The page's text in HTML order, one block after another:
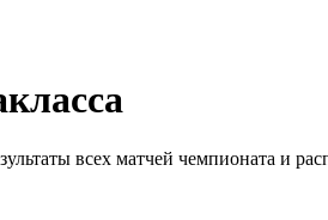
всех матчей чемпионата и